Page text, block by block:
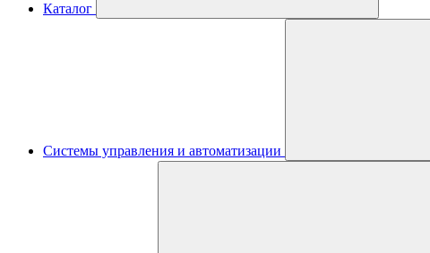
Каталог
Системы управления и автоматизации